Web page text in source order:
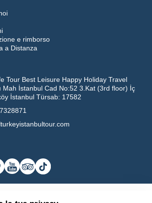
e rimborso
a Distanza
Tour Best Leisure Happy Holiday Travel
Mah İstanbul Cad No:52 3.Kat (3rd floor) İç
İstanbul Türsab: 17582